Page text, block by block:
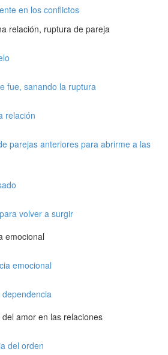
en los conflictos
relación, ruptura de pareja
fue, sanando la ruptura
relación
parejas anteriores para abrirme a las
volver a surgir
emocional
emocional
amor en las relaciones
del orden